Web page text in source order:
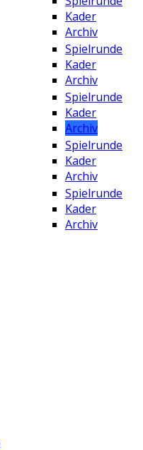
Kader
Archiv
Spielrunde
Kader
Archiv
Spielrunde
Kader
Archiv
Spielrunde
Kader
Archiv
Spielrunde
Kader
Archiv